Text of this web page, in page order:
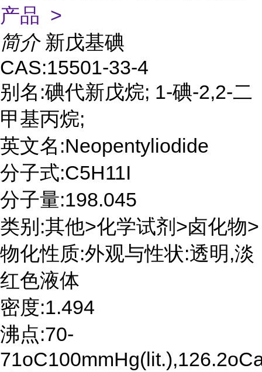
产品 >
简介 新戊基碘
CAS:15501-33-4
别名:碘代新戊烷; 1-碘-2,2-二
甲基丙烷;
英文名:Neopentyliodide
分子式:C5H11I
分子量:198.045
类别:其他>化学试剂>卤化物>
物化性质:外观与性状:透明,淡
红色液体
密度:1.494
沸点:70-